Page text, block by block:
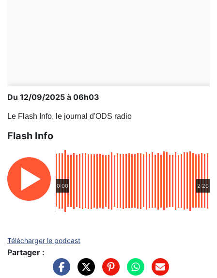
Du 12/09/2025 à 06h03
Le Flash Info, le journal d'ODS radio
Flash Info
0:00 2:29
Télécharger le podcast
Partager :